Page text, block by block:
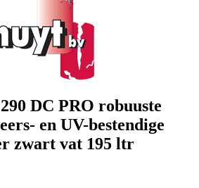
DC PRO robuuste
en UV-bestendige
zwart vat 195 ltr